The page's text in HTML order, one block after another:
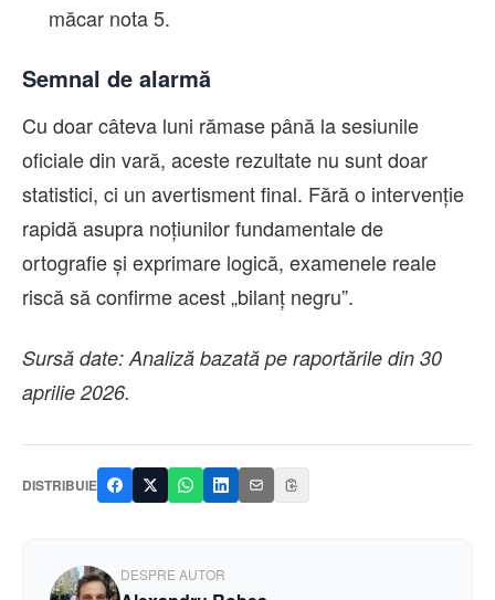
măcar nota 5.
Semnal de alarmă
Cu doar câteva luni rămase până la sesiunile
oficiale din vară, aceste rezultate nu sunt doar
statistici, ci un avertisment final. Fără o intervenție
rapidă asupra noțiunilor fundamentale de
ortografie și exprimare logică, examenele reale
riscă să confirme acest „bilanț negru”.
Sursă date: Analiză bazată pe raportările din 30
aprilie 2026.
DISTRIBUIE
DESPRE AUTOR